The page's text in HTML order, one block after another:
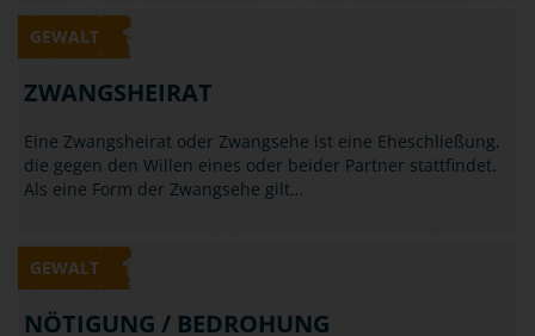
Der Begriff Stalking wird aus dem Englischen abgeleitet und
bedeutet Anpirschen. Darunter versteht man wiederholtes
Belästigen, Verfolgen, Bedrohen…
GEWALT
ZWANGSHEIRAT
Eine Zwangsheirat oder Zwangsehe ist eine Eheschließung,
die gegen den Willen eines oder beider Partner stattfindet.
Als eine Form der Zwangsehe gilt…